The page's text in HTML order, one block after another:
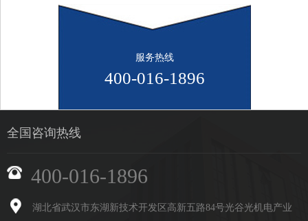
服务热线
400-016-1896
全国咨询热线
400-016-1896
湖北省武汉市东湖新技术开发区高新五路84号光谷光机电产业